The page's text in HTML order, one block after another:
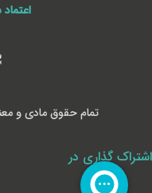
تمام حقوق مادی و
اشتراک گذاری در